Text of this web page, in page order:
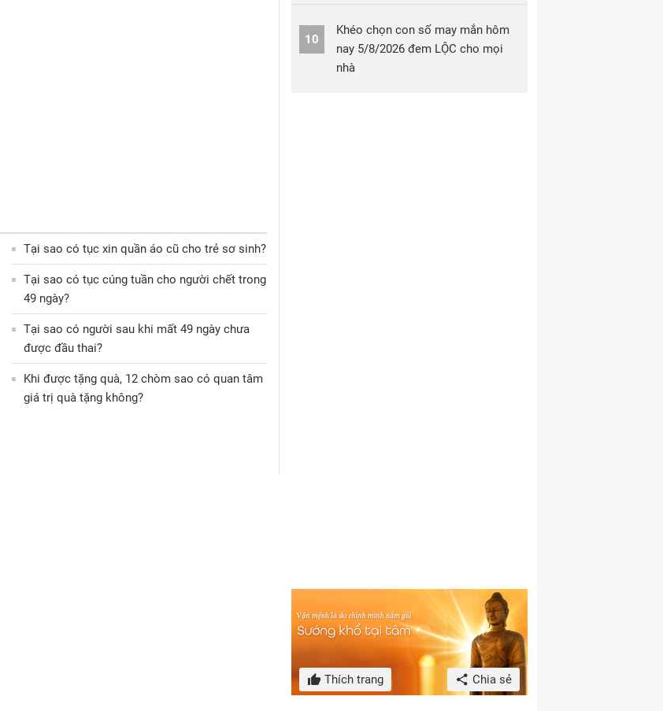
Tại sao có tục xin quần áo cũ cho trẻ sơ sinh?
Tại sao có tục cúng tuần cho người chết trong
49 ngày?
Tại sao có người sau khi mất 49 ngày chưa
được đầu thai?
Khi được tặng quà, 12 chòm sao có quan tâm
giá trị quà tặng không?
10
Khéo chọn con số may mắn hôm
nay 5/8/2026 đem LỘC cho mọi
nhà
Thích trang Chia sẻ